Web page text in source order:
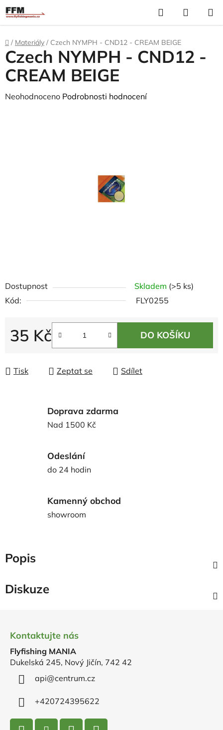
Přejít
na
obsah
Hledat
Domů
/ Materiály / Czech NYMPH - CND12 - CREAM BEIGE
Dostupnost Skladem (>5 ks)
Kód:
FLY0255
35 Kč
Měrná cena:
DO KOŠÍKU
Tisk Zeptat se Sdílet
Czech NYMPH - CND12 -
CREAM BEIGE
Průměrné
Neohodnoceno Podrobnosti hodnocení
Doprava zdarma
Nad 1500 Kč
Odeslání
do 24 hodin
Kamenný obchod
showroom
Popis
Diskuze
Kontaktujte nás
Flyfishing MANIA
Dukelská 245, Nový Jičín, 742 42
api@centrum.cz
+420724395622